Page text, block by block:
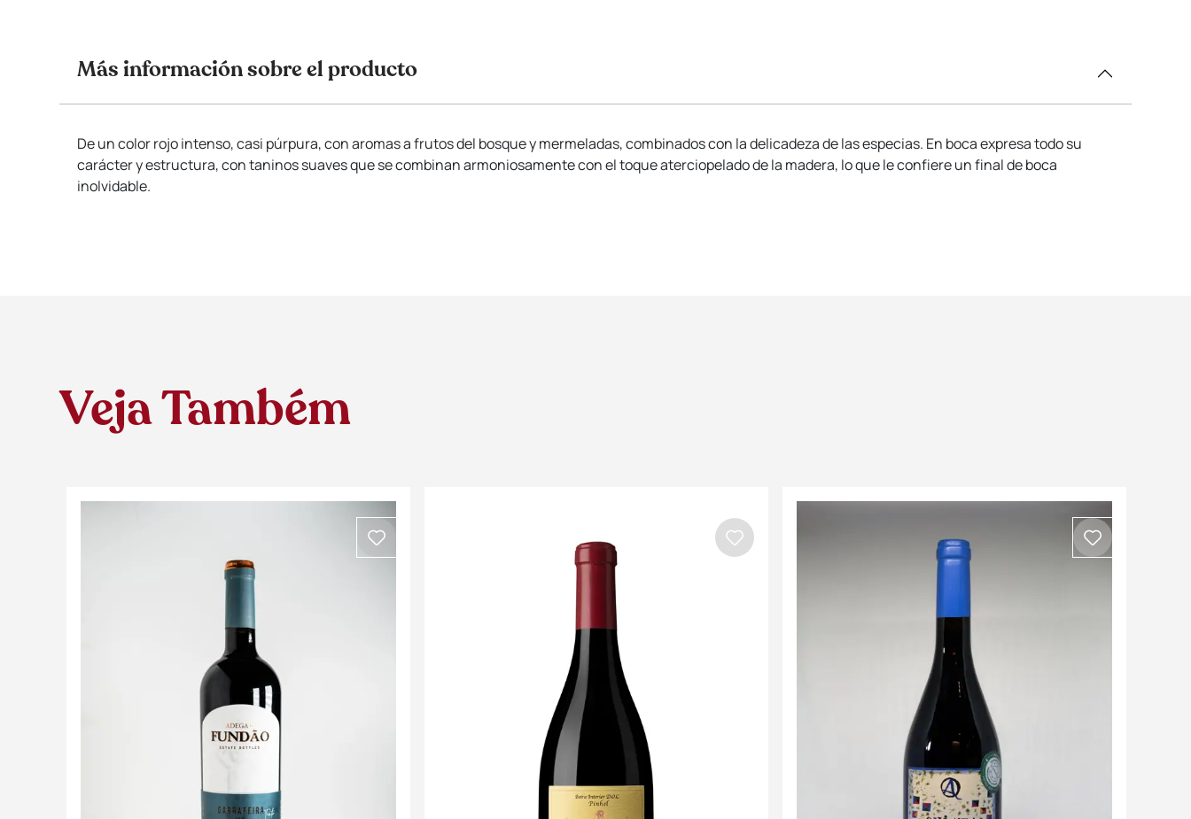
Más información sobre el producto
De un color rojo intenso, casi púrpura, con aromas a frutos del bosque y mermeladas, combinados con la delicadeza de las especias. En boca expresa todo su
carácter y estructura, con taninos suaves que se combinan armoniosamente con el toque aterciopelado de la madera, lo que le confiere un final de boca
inolvidable.
Veja Também